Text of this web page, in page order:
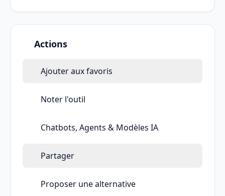
Actions
Ajouter aux favoris
Noter l'outil
Chatbots, Agents & Modèles IA
Partager
Proposer une alternative